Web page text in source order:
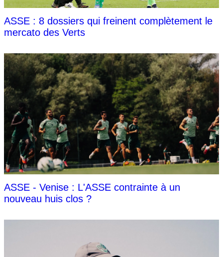
ASSE : 8 dossiers qui freinent complètement le
mercato des Verts
ASSE - Venise : L'ASSE contrainte à un
nouveau huis clos ?